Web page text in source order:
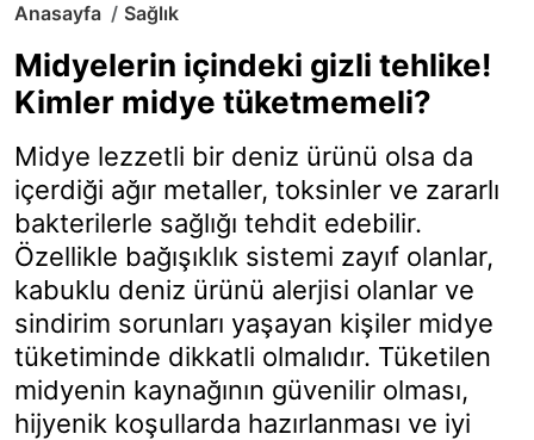
Anasayfa Sağlık
Midyelerin içindeki gizli tehlike!
Kimler midye tüketmemeli?
Midye lezzetli bir deniz ürünü olsa da
içerdiği ağır metaller, toksinler ve zararlı
bakterilerle sağlığı tehdit edebilir.
Özellikle bağışıklık sistemi zayıf olanlar,
kabuklu deniz ürünü alerjisi olanlar ve
sindirim sorunları yaşayan kişiler midye
tüketiminde dikkatli olmalıdır. Tüketilen
midyenin kaynağının güvenilir olması,
hijyenik koşullarda hazırlanması ve iyi